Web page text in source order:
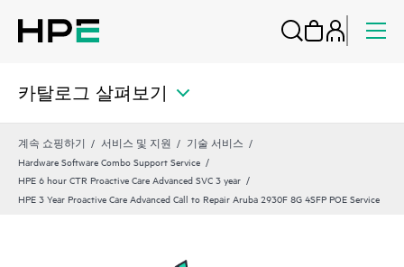
카탈로그 살펴보기
계속 쇼핑하기 서비스 및 지원
기술 서비스
Hardware Software Combo Support Service
HPE 6 hour CTR Proactive Care Advanced SVC 3 year
HPE 3 Year Proactive Care Advanced Call to Repair Aruba 2930F 8G 4SFP POE Service